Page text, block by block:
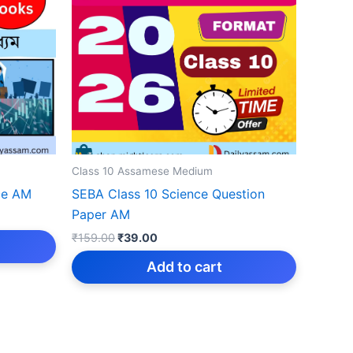
AM
Class 10 Assamese Medium
SEBA Class 10 Science Question
Paper AM
₹159.00Original
price
₹39.00Current
price
is:
Add to cart